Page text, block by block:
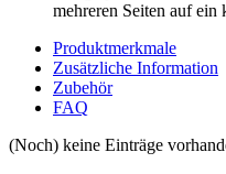
mehreren Seiten auf ein
Produktmerkmale
Zusätzliche Information
Zubehör
FAQ
(Noch) keine Einträge